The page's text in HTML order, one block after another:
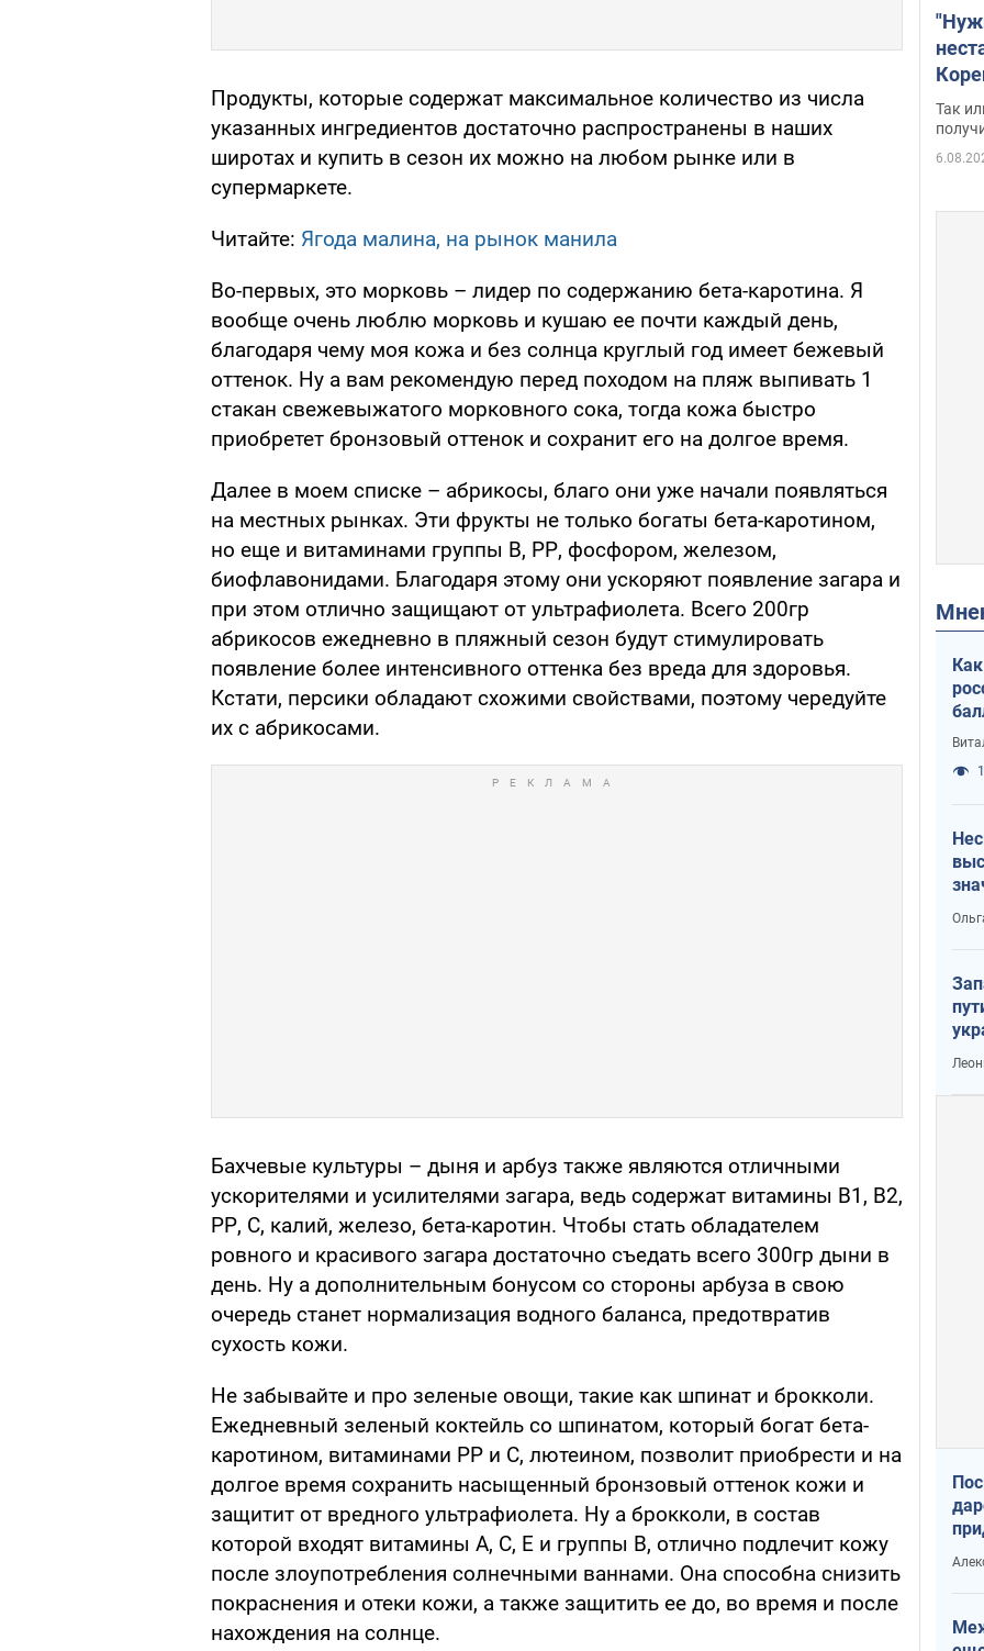
Продукты, которые содержат максимальное количество из числа
указанных ингредиентов достаточно распространены в наших
широтах и купить в сезон их можно на любом рынке или в
супермаркете.
Читайте: Ягода малина, на рынок манила
Во-первых, это морковь – лидер по содержанию бета-каротина. Я
вообще очень люблю морковь и кушаю ее почти каждый день,
благодаря чему моя кожа и без солнца круглый год имеет бежевый
оттенок. Ну а вам рекомендую перед походом на пляж выпивать 1
стакан свежевыжатого морковного сока, тогда кожа быстро
приобретет бронзовый оттенок и сохранит его на долгое время.
Далее в моем списке – абрикосы, благо они уже начали появляться
на местных рынках. Эти фрукты не только богаты бета-каротином,
но еще и витаминами группы В, РР, фосфором, железом,
биофлавонидами. Благодаря этому они ускоряют появление загара и
при этом отлично защищают от ультрафиолета. Всего 200гр
абрикосов ежедневно в пляжный сезон будут стимулировать
появление более интенсивного оттенка без вреда для здоровья.
Кстати, персики обладают схожими свойствами, поэтому чередуйте
их с абрикосами.
Бахчевые культуры – дыня и арбуз также являются отличными
ускорителями и усилителями загара, ведь содержат витамины В1, В2,
РР, С, калий, железо, бета-каротин. Чтобы стать обладателем
ровного и красивого загара достаточно съедать всего 300гр дыни в
день. Ну а дополнительным бонусом со стороны арбуза в свою
очередь станет нормализация водного баланса, предотвратив
сухость кожи.
Не забывайте и про зеленые овощи, такие как шпинат и брокколи.
Ежедневный зеленый коктейль со шпинатом, который богат бета-
каротином, витаминами РР и С, лютеином, позволит приобрести и на
долгое время сохранить насыщенный бронзовый оттенок кожи и
защитит от вредного ультрафиолета. Ну а брокколи, в состав
которой входят витамины А, С, Е и группы В, отлично подлечит кожу
после злоупотребления солнечными ваннами. Она способна снизить
покраснения и отеки кожи, а также защитить ее до, во время и после
нахождения на солнце.
Так